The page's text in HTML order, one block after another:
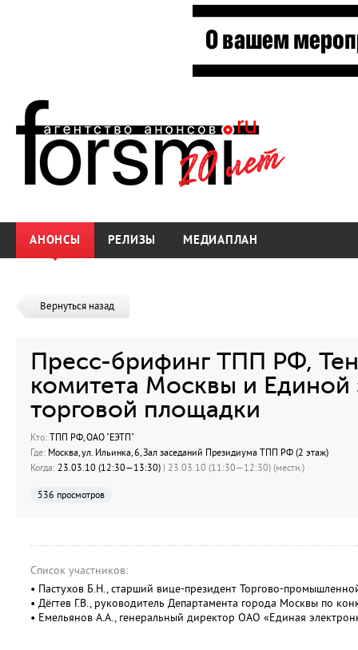
АНОНСЫ РЕЛИЗЫ МЕДИАПЛАН
Вернуться назад
Пресс-брифинг ТПП РФ,
комитета Москвы и Единой
торговой площадки
Кто: ТПП РФ, ОАО "ЕЭТП"
Где: Москва, ул. Ильинка, 6, Зал заседаний Президиума ТПП РФ (2 этаж)
Когда: 23.03.10 (12:30—13:30) | 23.03.10 (11:30—12:30) (местн.)
536 просмотров
Список участников:
• Пастухов Б.Н., старший вице-президент Торгово-
• Дёгтев Г.В., руководитель Департамента города Москвы по
• Емельянов А.А., генеральный директор ОАО «Единая